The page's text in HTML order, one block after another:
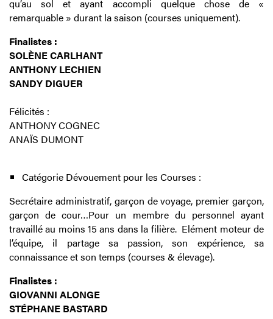
qu’au sol et ayant accompli quelque chose de «
remarquable » durant la saison (courses uniquement).
Finalistes :
SOLÈNE CARLHANT
ANTHONY LECHIEN
SANDY DIGUER
Félicités :
ANTHONY COGNEC
ANAÏS DUMONT
Catégorie Dévouement pour les Courses :
Secrétaire administratif, garçon de voyage, premier garçon,
garçon de cour…Pour un membre du personnel ayant
travaillé au moins 15 ans dans la filière. Elément moteur de
l’équipe, il partage sa passion, son expérience, sa
connaissance et son temps (courses & élevage).
Finalistes :
GIOVANNI ALONGE
STÉPHANE BASTARD